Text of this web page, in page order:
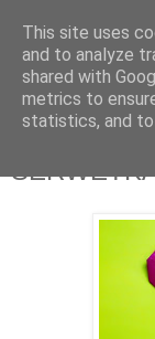
Kreatywny blog z
This site uses
and to analyze
shared with
metrics to
statistics, and